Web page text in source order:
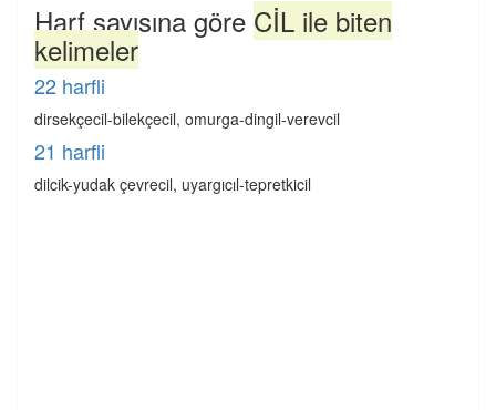
Harf sayısına göre CİL ile biten
kelimeler
22 harfli
dirsekçecil-bilekçecil, omurga-dingil-verevcil
21 harfli
dilcik-yudak çevrecil, uyargıcıl-tepretkicil